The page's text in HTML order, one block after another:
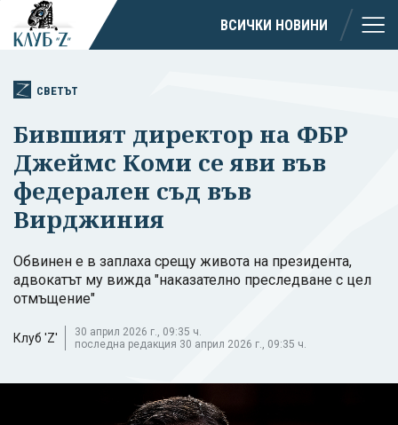
ВСИЧКИ НОВИНИ
СВЕТЪТ
Бившият директор на ФБР
Джеймс Коми се яви във
федерален съд във
Вирджиния
Обвинен е в заплаха срещу живота на президента,
адвокатът му вижда "наказателно преследване с цел
отмъщение"
Клуб 'Z'
30 април 2026 г., 09:35 ч.
последна редакция 30 април 2026 г., 09:35 ч.